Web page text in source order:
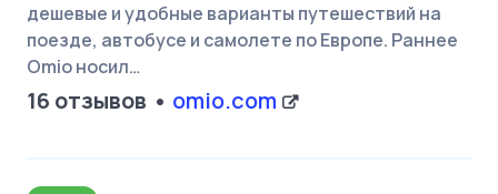
дешевые и удобные варианты путешествий на
поезде, автобусе и самолете по Европе. Раннее
Omio носил…
16 отзывов omio.com